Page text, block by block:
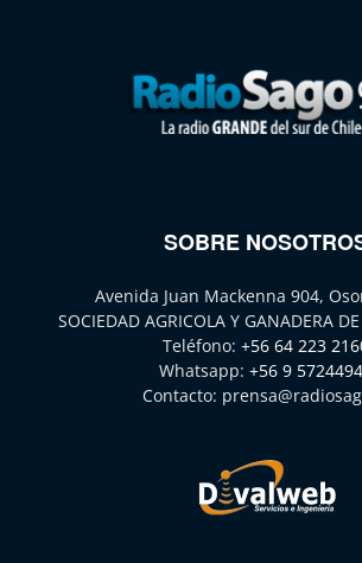
SOBRE
Avenida Juan Mackenna 904,
SOCIEDAD AGRICOLA Y GANADERA
Teléfono: +56 64 223
Whatsapp: +56 9
Contacto: